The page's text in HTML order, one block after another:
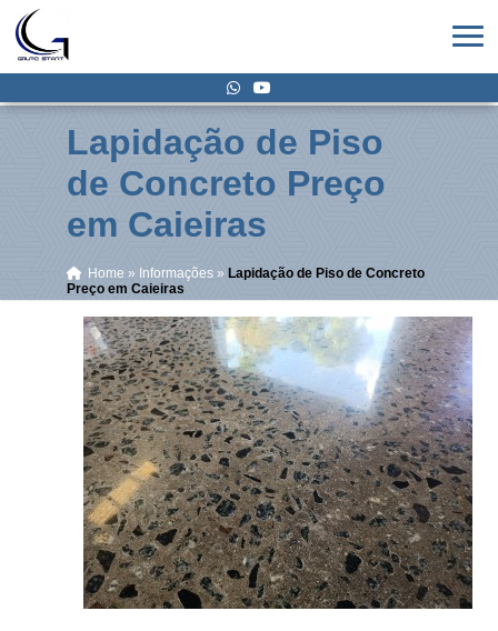
Lapidação de Piso
de Concreto Preço
em Caieiras
Home » Informações » Lapidação de Piso de Concreto
Preço em Caieiras